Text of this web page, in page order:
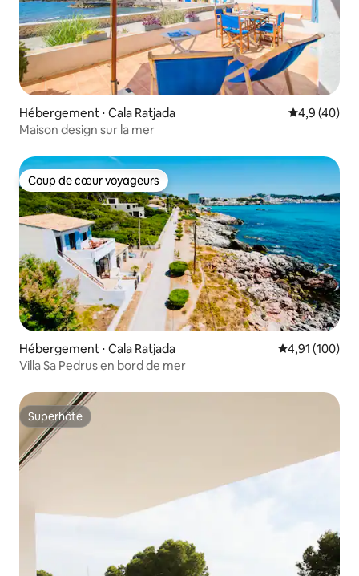
Hébergement ⋅ Cala Ratjada Évaluation
4,9 (40)
Maison design sur la mer
Coup de cœur voyageurs
Coup de cœur voyageurs
Hébergement ⋅ Cala Ratjada Évaluation
4,91 (100)
Villa Sa Pedrus en bord de mer
Superhôte
Superhôte